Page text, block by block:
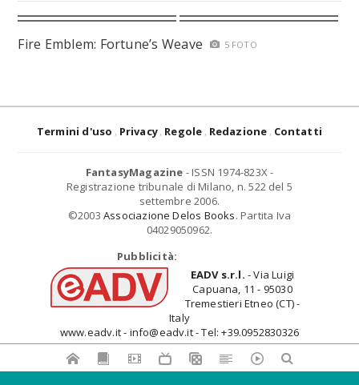
Fire Emblem: Fortune’s Weave 5 FOTO
Termini d'uso Privacy Regole Redazione Contatti
FantasyMagazine - ISSN 1974-823X -
Registrazione tribunale di Milano, n. 522 del 5
settembre 2006.
©2003 Associazione Delos Books. Partita Iva
04029050962.
Pubblicità:
EADV s.r.l. - Via Luigi
Capuana, 11 - 95030
Tremestieri Etneo (CT) -
Italy
www.eadv.it - info@eadv.it - Tel: +39.0952830326